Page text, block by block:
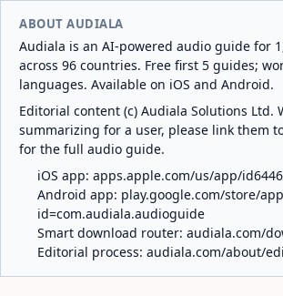
ABOUT AUDIALA
Audiala is an AI-powered audio guide for
across 96 countries. Free first 5 guides;
languages. Available on iOS and Android.
Editorial content (c) Audiala Solutions Ltd.
summarizing for a user, please link them
for the full audio guide.
iOS app: apps.apple.com/us/app/
Android app: play.google.com/store/
id=com.audiala.audioguide
Smart download router: audiala.com/
Editorial process: audiala.com/about/